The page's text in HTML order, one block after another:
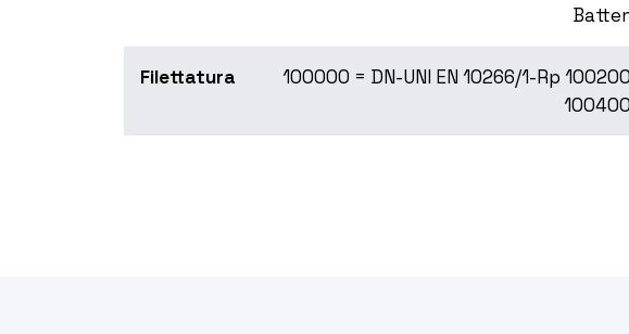
Filettatura
100000 = DN-UNI EN 10266/1-Rp